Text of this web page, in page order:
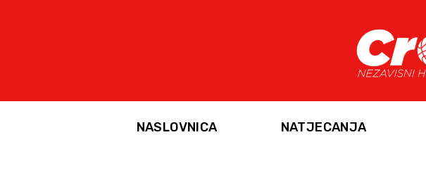
NASLOVNICA NATJECANJA